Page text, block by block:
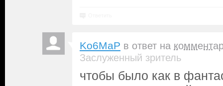
Ko6MaP в ответ на
Заслуженный зритель
чтобы было как в